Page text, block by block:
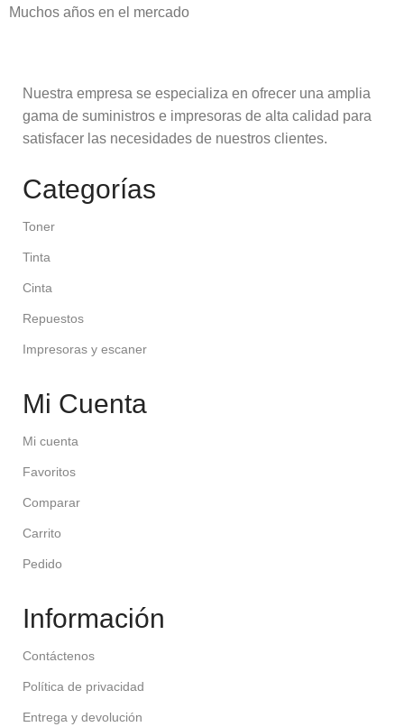
Muchos años en el mercado
Nuestra empresa se especializa en ofrecer una amplia
gama de suministros e impresoras de alta calidad para
satisfacer las necesidades de nuestros clientes.
Categorías
Toner
Tinta
Cinta
Repuestos
Impresoras y escaner
Mi Cuenta
Mi cuenta
Favoritos
Comparar
Carrito
Pedido
Información
Contáctenos
Política de privacidad
Entrega y devolución